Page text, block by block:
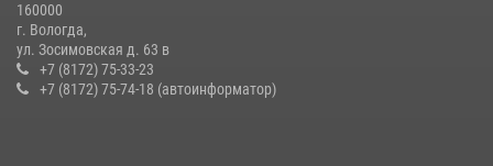
26 единиц оружия сдали росгвардейцам добровольно жители
Вологодской области за минувшую неделю
11 июля 2026, 05:49
160000
г. Вологда,
ул. Зосимовская д. 63 в
+7 (8172) 75-33-23
+7 (8172) 75-74-18 (автоинформатор)